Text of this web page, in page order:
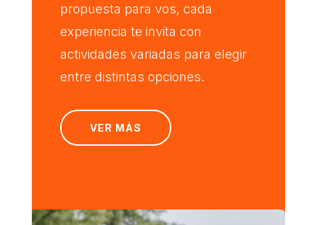
propuesta para vos, cada
experiencia te invita con
actividades variadas para elegir
entre distintas opciones.
VER MÁS